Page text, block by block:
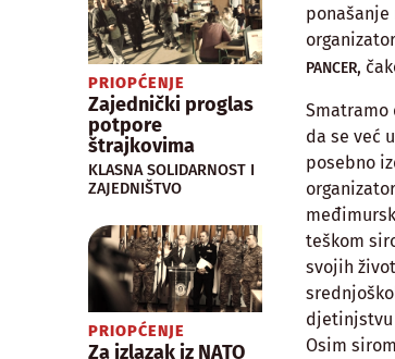
PRIOPĆENJE
Zajednički proglas
potpore
štrajkovima
KLASNA SOLIDARNOST I
ZAJEDNIŠTVO
PRIOPĆENJE
Za izlazak iz NATO
ponašanje
PANCER,
da se već
posebno
teškom
svojih
djetinjstvu
Osim